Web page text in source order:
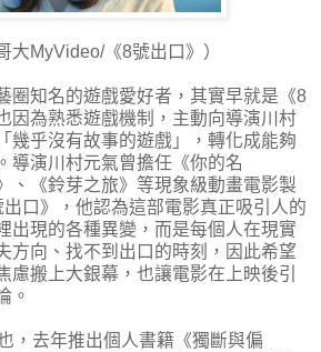
大MyVideo/《8號出口》）
圈知名的遊戲愛好者，其實早就是《8
因為熟悉遊戲機制，主動向導演川村
幾乎沒有故事的遊戲」，轉化成能夠
導演川村元氣曾擔任《你的名
、《鈴芽之旅》等現象級動畫電影製
口》，他認為這部電影真正吸引人的
出現的各種異變，而是每個人在現實
方向、找不到出口的時刻，因此希望
慮搬上大銀幕，也讓電影在上映後引
。
，去年推出個人書籍《獨斷與偏